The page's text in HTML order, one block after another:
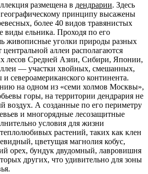
размещена в дендрарии. Здесь
принципу высажены
более 40 видов травянистых
виды ельника. Проходя по его
живописные уголки природы разных
центральной аллеи располагаются
лесов Средней Азии, Сибири, Японии,
— участки хвойных, смешанных,
североамериканского континента.
на одном из «семи холмов Москвы»,
горы, на территории дендрария не
воздух. А созданные по его периметру
и многорядные лесозащитные
условия для жизни
растений, таких как клен
цветущая магнолия кобус,
орех, бундук двудомный, лавровишня
других, что удивительно для зоны